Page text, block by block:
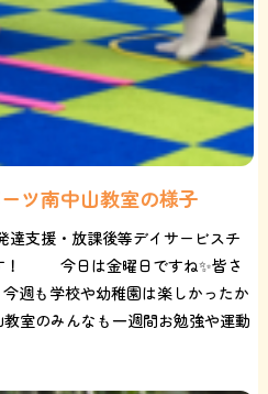
ツ南中山教室の様子
達支援・放課後等デイサービスチ
！ 今日は金曜日ですね✨皆さ
週も学校や幼稚園は楽しかったか
室のみんなも一週間お勉強や運動